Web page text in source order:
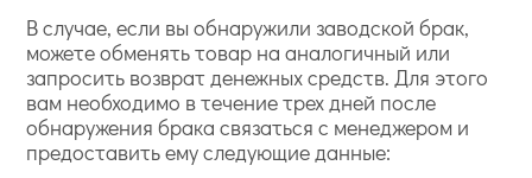
В случае, если вы обнаружили заводской брак,
можете обменять товар на аналогичный или
запросить возврат денежных средств. Для этого
вам необходимо в течение трех дней после
обнаружения брака связаться с менеджером и
предоставить ему следующие данные: